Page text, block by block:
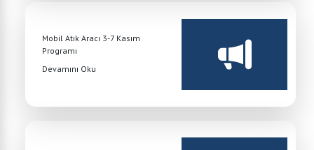
Mobil Atık Aracı 3-7 Kasım
Programı
Devamını Oku